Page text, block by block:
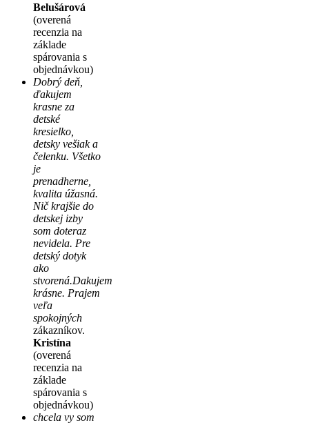
Belušárová
(overená
recenzia na
základe
spárovania s
objednávkou)
Dobrý deň,
ďakujem
krasne za
detské
kresielko,
detsky vešiak a
čelenku. Všetko
je
prenadherne,
kvalita úžasná.
Nič krajšie do
detskej izby
som doteraz
nevidela. Pre
detský dotyk
ako
stvorená.Dakujem
krásne. Prajem
veľa
spokojných
zákazníkov.
Kristína
(overená
recenzia na
základe
spárovania s
objednávkou)
chcela vy som